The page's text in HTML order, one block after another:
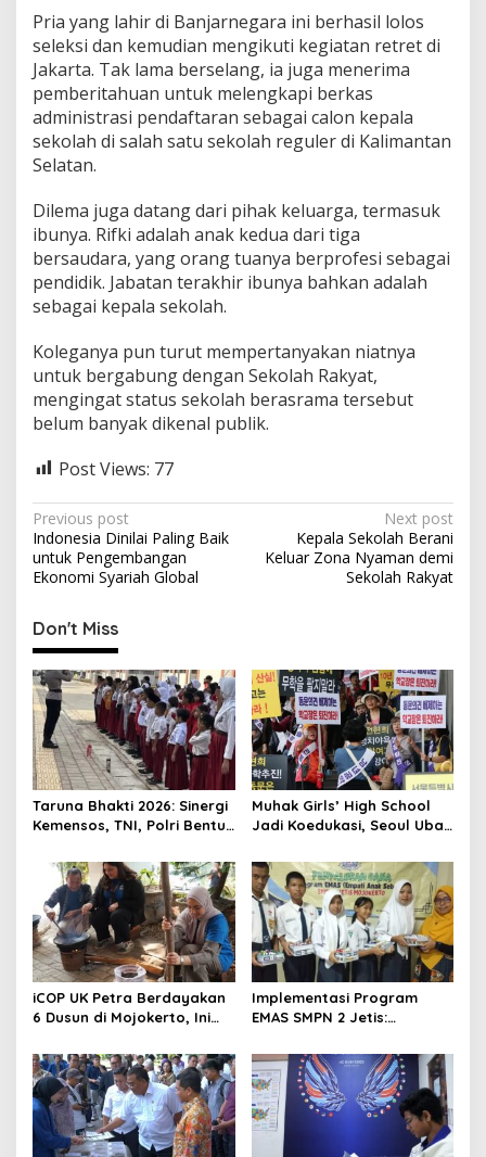
Pria yang lahir di Banjarnegara ini berhasil lolos
seleksi dan kemudian mengikuti kegiatan retret di
Jakarta. Tak lama berselang, ia juga menerima
pemberitahuan untuk melengkapi berkas
administrasi pendaftaran sebagai calon kepala
sekolah di salah satu sekolah reguler di Kalimantan
Selatan.
Dilema juga datang dari pihak keluarga, termasuk
ibunya. Rifki adalah anak kedua dari tiga
bersaudara, yang orang tuanya berprofesi sebagai
pendidik. Jabatan terakhir ibunya bahkan adalah
sebagai kepala sekolah.
Koleganya pun turut mempertanyakan niatnya
untuk bergabung dengan Sekolah Rakyat,
mengingat status sekolah berasrama tersebut
belum banyak dikenal publik.
Post Views: 77
P
o
s
t
n
a
v
i
g
a
t
o
n
Previous post
Indonesia Dinilai Paling Baik
untuk Pengembangan
Ekonomi Syariah Global
Next post
Kepala Sekolah Berani
Keluar Zona Nyaman demi
Sekolah Rakyat
Don't Miss
Taruna Bhakti 2026: Sinergi
Kemensos, TNI, Polri Bentuk
Muhak Girls’ High School
Jadi Koedukasi, Seoul Ubah
iCOP UK Petra Berdayakan
6 Dusun di Mojokerto, Ini
Implementasi Program
EMAS SMPN 2 Jetis:
Pancasila